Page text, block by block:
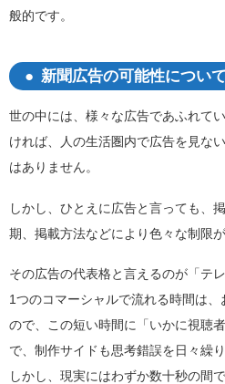
般的です。
新聞広告の可能性について
世の中には、様々な広告であふれて
ければ、人の生活圏内で広告を見な
はありません。
しかし、ひとえに広告と言っても、
期、掲載方法などにより色々な制限
その広告の代表格と言えるのが「テ
1つのコマーシャルで流れる時間は
ので、この短い時間に「いかに視聴
で、制作サイドも思考錯誤を日々繰
しかし、現実にはわずか数十秒の間